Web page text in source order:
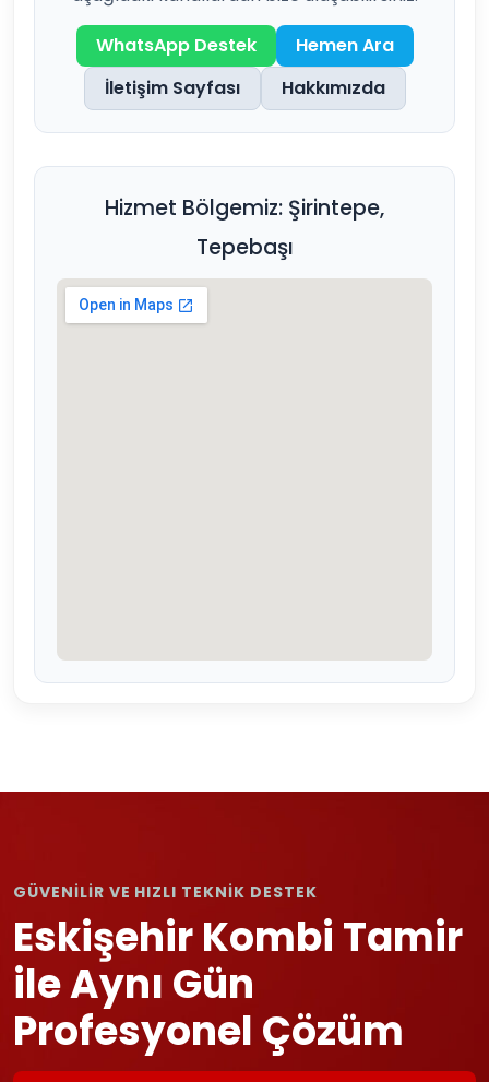
WhatsApp Destek
Hemen Ara
İletişim Sayfası
Hakkımızda
Hizmet Bölgemiz: Şirintepe,
Tepebaşı
GÜVENİLİR VE HIZLI TEKNİK DESTEK
Eskişehir Kombi Tamir
ile Aynı Gün
Profesyonel Çözüm